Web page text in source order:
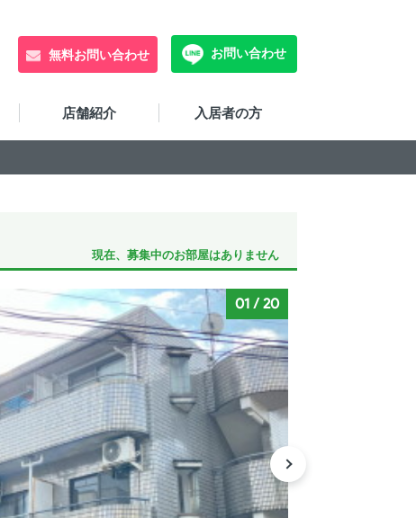
無料お問い合わせ お問い合わせ
店舗紹介 入居者の方
現在、募集中のお部屋はありません
01 /20